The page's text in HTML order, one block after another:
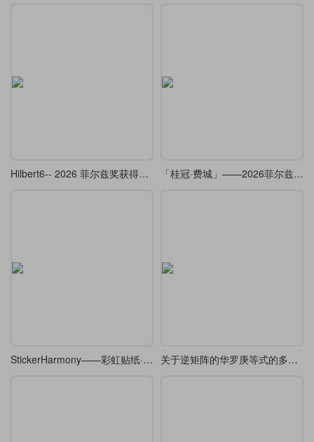
Hilbert6-- 2026 菲尔兹奖获得者邓煜学术报告的 beamer （复刻 ） 「桂冠·费城」——2026菲尔兹奖Beamer主题
StickerHarmony——彩虹贴纸·Beamer 关于逆矩阵的华罗庚等式的多种解法